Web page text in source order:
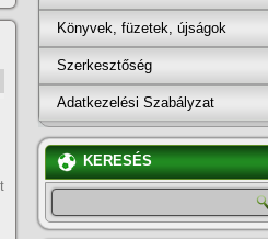
Könyvek, füzetek, újságok
Szerkesztőség
Adatkezelési Szabályzat
KERESÉS